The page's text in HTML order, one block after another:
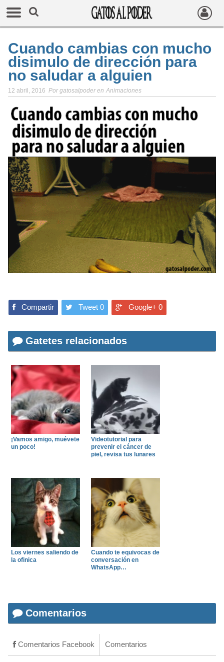
Cuando cambias con mucho
disimulo de dirección para
no saludar a alguien
12 abril, 2016 Por gatosalpoderen Animaciones
Compartir Tweet0 Google+ 0
Gatetes relacionados
¡Vamos amigo, muévete
un poco!
Videotutorial para
prevenir el cáncer de
piel, revisa tus lunares
Los viernes saliendo de
la ofinica
Cuando te equivocas de
conversación en
WhatsApp…
Comentarios
Comentarios Facebook Comentarios